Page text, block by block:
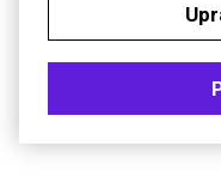
Akční cena platná do